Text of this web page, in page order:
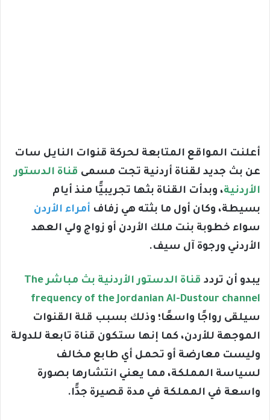
أعلنت المواقع المتابعة لحركة قنوات النايل سات
عن بث جديد لقناة أردنية تجت مسمى قناة الدستور
الأردنية، وبدأت القناة بثها تجريبيًّا منذ أيام
بسيطة، وكان أول ما بثته هي زفاف أمراء الأردن
سواء خطوبة بنت ملك الأردن أو زواج ولي العهد
الأردني ورجوة آل سيف.
يبدو أن تردد
قناة الدستور الأردنية بث مباشر The
frequency of the Jordanian Al-Dustour channel
سيلقى رواجًا واسعًا؛ وذلك بسبب قلة القنوات
الموجهة للأردن، كما إنها ستكون قناة تابعة للدولة
وليست معارضة أو تحمل أي طابع مخالف
لسياسة المملكة، مما يعني انتشارها بصورة
واسعة في المملكة في مدة قصيرة جدًّا.